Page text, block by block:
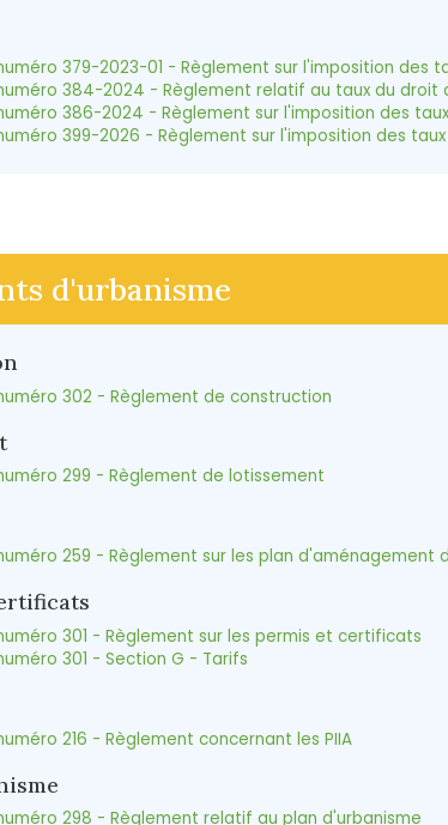
379-2023-01 - Règlement sur l'imposition des
384-2024 - Règlement relatif au taux du
386-2024 - Règlement sur l'imposition des
399-2026 - Règlement sur l'imposition des
d'urbanisme
302 - Règlement de construction
299 - Règlement de lotissement
259 - Règlement sur les plan d'aménagement
301 - Règlement sur les permis et certificats
301 - Section G - Tarifs
216 - Règlement concernant les PIIA
298 - Règlement relatif au plan d'urbanisme